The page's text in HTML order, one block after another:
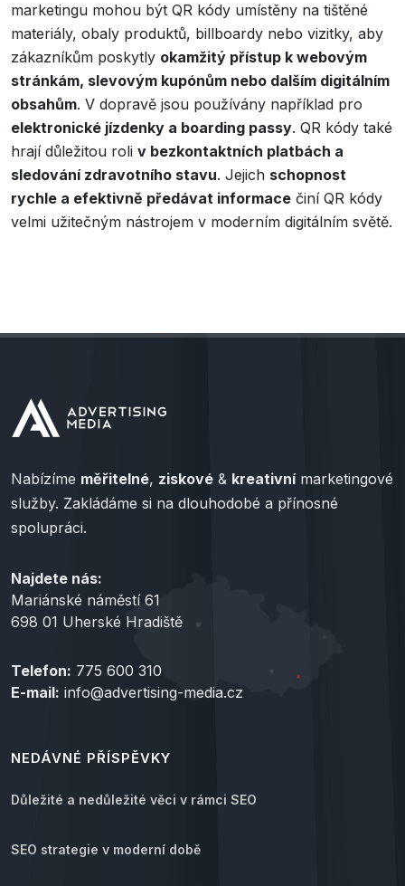
marketingu mohou být QR kódy umístěny na tištěné
materiály, obaly produktů, billboardy nebo vizitky, aby
zákazníkům poskytly okamžitý přístup k webovým
stránkám, slevovým kupónům nebo dalším digitálním
obsahům. V dopravě jsou používány například pro
elektronické jízdenky a boarding passy. QR kódy také
hrají důležitou roli v bezkontaktních platbách a
sledování zdravotního stavu. Jejich schopnost
rychle a efektivně předávat informace činí QR kódy
velmi užitečným nástrojem v moderním digitálním světě.
Nabízíme měřitelné, ziskové & kreativnímarketingové
služby. Zakládáme si na dlouhodobé a přínosné
spolupráci.
Najdete nás:
Mariánské náměstí 61
698 01 Uherské Hradiště
Telefon: 775 600 310
E-mail: info@advertising-media.cz
NEDÁVNÉ PŘÍSPĚVKY
Důležité a nedůležité věci v rámci SEO
SEO strategie v moderní době